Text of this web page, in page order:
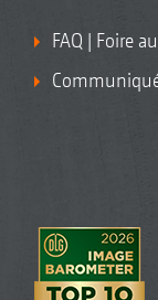
FAQ | Foire